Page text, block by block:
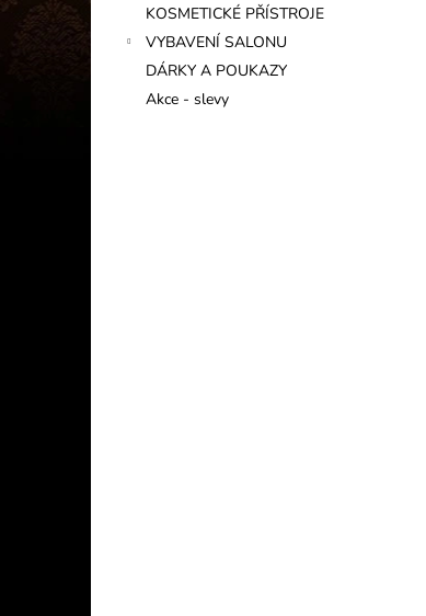
KOSMETICKÉ PŘÍSTROJE
VYBAVENÍ SALONU
DÁRKY A POUKAZY
Akce - slevy